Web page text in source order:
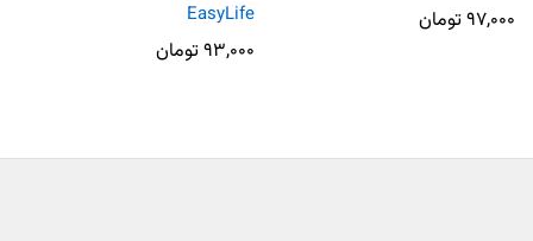
۹۷,۰۰۰تومان
EasyLife
۹۳,۰۰۰تومان